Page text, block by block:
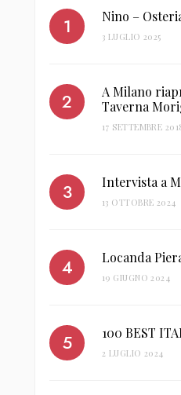
Nino –
3 LUGLIO 2025
A Milano
Taverna
17 SETTEMBRE
Intervista a
13 OTTOBRE 2024
Locanda
19 GIUGNO 2024
100 BEST
2 LUGLIO 2024